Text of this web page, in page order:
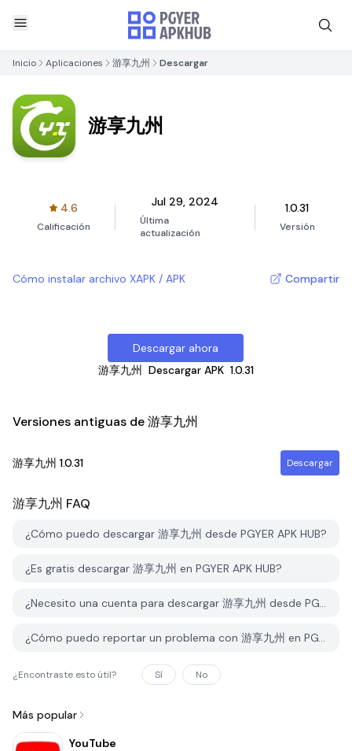
Inicio Aplicaciones 游享九州 Descargar
游享九州
4.6
Calificación
Jul 29, 2024
Última
actualización
1.0.31
Versión
Cómo instalar archivo XAPK / APK Compartir
Descargar ahora
游享九州 Descargar APK 1.0.31
Versiones antiguas de 游享九州
游享九州 1.0.31 Descargar
游享九州 FAQ
¿Cómo puedo descargar 游享九州 desde PGYER APK HUB?
¿Es gratis descargar 游享九州 en PGYER APK HUB?
¿Necesito una cuenta para descargar 游享九州 desde PGYER APK HUB?
¿Cómo puedo reportar un problema con 游享九州 en PGYER APK HUB?
¿Encontraste esto útil? Sí No
Más popular
YouTube